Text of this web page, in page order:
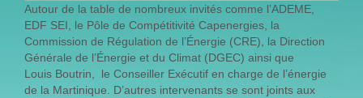
Autour de la table de nombreux invités comme l’ADEME,
EDF SEI, le Pôle de Compétitivité Capenergies, la
Commission de Régulation de l’Énergie (CRE), la Direction
Générale de l’Énergie et du Climat (DGEC) ainsi que
Louis Boutrin, le Conseiller Exécutif en charge de l’énergie
de la Martinique. D’autres intervenants se sont joints aux